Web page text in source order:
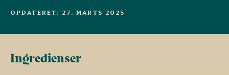
OPDATERET: 27. MARTS 2025
Ingredienser